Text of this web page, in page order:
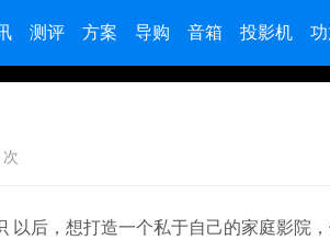
测评 方案 导购 音箱 投影机
次
以后，想打造一个私于自己的家庭影院